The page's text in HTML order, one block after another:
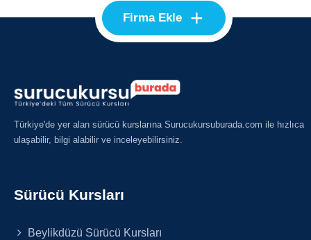
Firma Ekle +
Türkiye'de yer alan sürücü kurslarına Surucukursuburada.com ile hızlıca
ulaşabilir, bilgi alabilir ve inceleyebilirsiniz.
Sürücü Kursları
Beylikdüzü Sürücü Kursları